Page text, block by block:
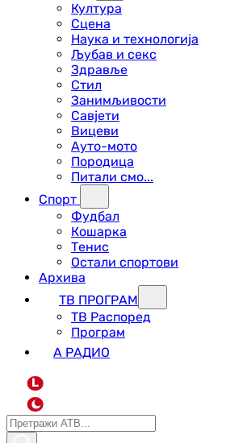
Култура
Сцена
Наука и технологија
Љубав и секс
Здравље
Стил
Занимљивости
Савјети
Вицеви
Ауто-мото
Породица
Питали смо...
Спорт
Фудбал
Кошарка
Тенис
Остали спортови
Архива
ТВ ПРОГРАМ
ТВ Распоред
Програм
А РАДИО
L